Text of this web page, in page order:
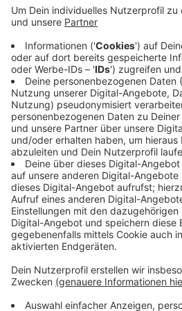
Zumba-Trainerin und bietet ab
(ab dem 10.8.) neue Kurse in der
Realschulturnhalle (An der
von 19 bis 20 Uhr, die Zeiten für
Kurs sind montags 20 bis 21
Uhr und donnerstags 19-20 Uhr.
noch frei.
Hier der Kontakt zu Christa
Anzeige
Anzeige